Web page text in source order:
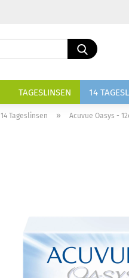
Suche...
TAGESLINSEN 14
14 Tageslinsen » Acuvue Oasys -